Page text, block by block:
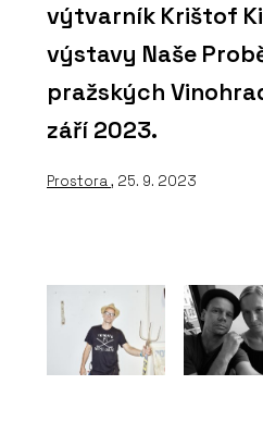
výtvarník Krištof
výstavy Naše
pražských
září 2023.
Prostora, 25. 9. 2023